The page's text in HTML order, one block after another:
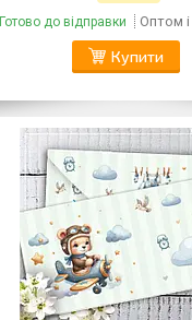
Готово до відправки Оптом
Купити